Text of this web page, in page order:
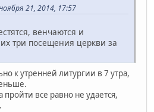
21, 2014, 17:57
венчаются и
три посещения церкви за
к утренней литургии в 7 утра,
все равно не удается,